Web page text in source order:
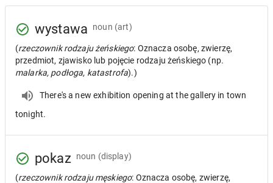
wystawa noun (art)
(rzeczownik rodzaju żeńskiego: Oznacza osobę, zwierzę,
przedmiot, zjawisko lub pojęcie rodzaju żeńskiego (np.
malarka, podłoga, katastrofa).)
There's a new exhibition opening at the gallery in town
tonight.
pokaz noun (display)
(rzeczownik rodzaju męskiego: Oznacza osobę, zwierzę,